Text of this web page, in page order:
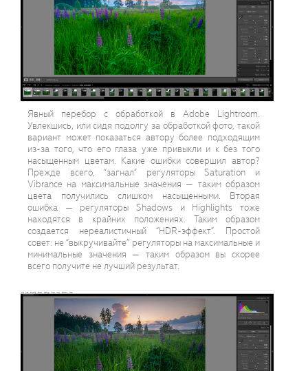
Явный перебор с обработкой в Adobe Lightroom.
Увлекшись, или сидя подолгу за обработкой фото, такой
вариант может показаться автору более подходящим
из-за того, что его глаза уже привыкли и к без того
насыщенным цветам. Какие ошибки совершил автор?
Прежде всего, “загнал” регуляторы Saturation и
Vibrance на максимальные значения — таким образом
цвета получились слишком насыщенными. Вторая
ошибка — регуляторы Shadows и Highlights тоже
находятся в крайних положениях. Таким образом
создается нереалистичный “HDR-эффект”. Простой
совет: не “выкручивайте” регуляторы на максимальные и
минимальные значения — таким образом вы скорее
всего получите не лучший результат.